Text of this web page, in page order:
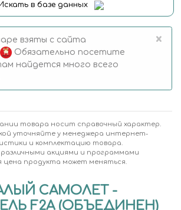
в базе данных
взяты с сайта
Обязательно посетите
найдется много всего
×
товара носит справочный характер.
уточняйте у менеджера интернет-
и комплектацию товара.
различными акциями и программами
цена продукта может меняться.
САМОЛЕТ -
F2A (ОБЪЕДИНЕН)